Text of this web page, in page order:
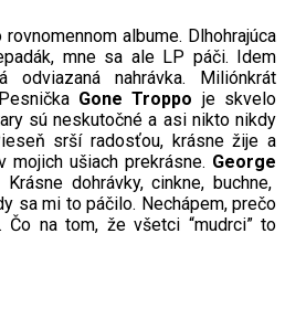
albume. Dlhohrajúca
mne sa ale LP páči. Idem
nahrávka. Miliónkrát
Gone Troppo je skvelo
sú neskutočné a asi nikto nikdy
srší radosťou, krásne žije a
mojich ušiach prekrásne. George
dohrávky, cinkne, buchne,
sa mi to páčilo. Nechápem, prečo
na tom, že všetci “mudrci” to